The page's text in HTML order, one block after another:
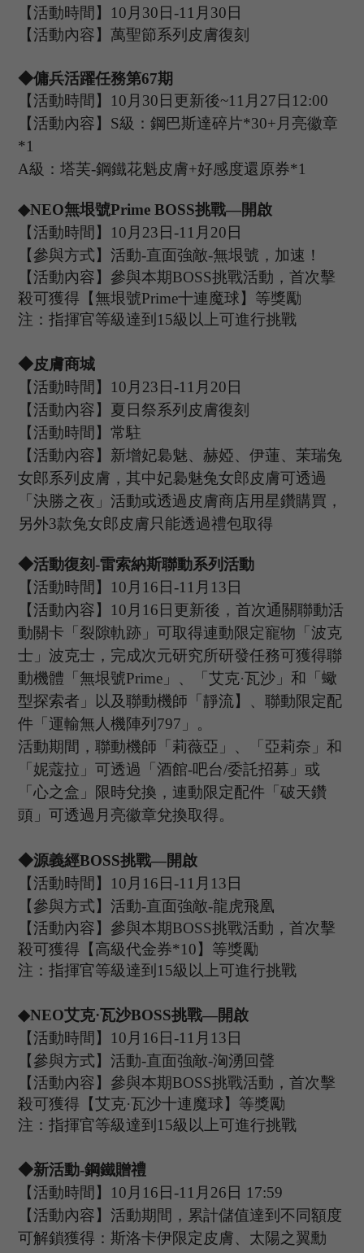
【活動時間】 10 月 30日-11 月 30日
【活動內容】萬聖節系列皮膚復刻
◆傭兵活躍任務第67期
【活動時間】 10 月 30日更新後~11 月 27日 12:00
【活動內容】 S級：鋼巴斯達碎片*30+月亮徽章
*1
A級：塔芙-鋼鐵花魁皮膚+好感度還原券*1
◆NEO無垠號PrimeBOSS挑戰—開啟
【活動時間】 10 月 23日-11 月 20日
【參與方式】 活動-直面強敵-無垠號，加速！
【活動內容】參與本期BOSS挑戰活動，首次擊
殺可獲得【無垠號Prime十連魔球】等獎勵
注：指揮官等級達到 15級以上可進行挑戰
◆皮膚商城
【活動時間】 10 月 23日-11 月 20日
【活動內容】 夏日祭系列皮膚復刻
【活動時間】常駐
【活動內容】 新增妃裊魅、赫婭、伊蓮、茉瑞兔
女郎系列皮膚，其中妃裊魅兔女郎皮膚可透過
「決勝之夜」活動或透過皮膚商店用星鑽購買，
另外3款兔女郎皮膚只能透過禮包取得
◆活動復刻-雷索納斯聯動系列活動
【活動時間】 10 月 16日-11 月 13日
【活動內容】 10月16日更新後，首次通關聯動活
動關卡 「裂隙軌跡」可取得連動限定寵物 「波克
士 」波克士，完成次元研究所研發任務可獲得聯
動機體 「 無垠號Prime 」 、 「艾克·瓦沙 」和 「蠍
型探索者 」 以及聯動機師 「靜流】、聯動限定配
件 「運輸無人機陣列 797 」 。
活動期間，聯動機師 「 莉薇亞 」 、 「亞莉奈 」和
「妮蔻拉 」可透過「酒館-吧台/委託招募」或
「心之盒」限時兌換，連動限定配件 「破天鑽
頭 」可透過月亮徽章兌換取得。
◆源義經BOSS挑戰—開啟
【活動時間】 10 月 16日-11 月 13日
【參與方式】 活動-直面強敵-龍虎飛凰
【活動內容】參與本期BOSS挑戰活動，首次擊
殺可獲得【高級代金券*10】等獎勵
注：指揮官等級達到 15級以上可進行挑戰
◆NEO艾克·瓦沙BOSS挑戰—開啟
【活動時間】 10 月 16日-11 月 13日
【參與方式】 活動-直面強敵-洶湧回聲
【活動內容】參與本期BOSS挑戰活動，首次擊
殺可獲得【艾克·瓦沙十連魔球】等獎勵
注：指揮官等級達到 15級以上可進行挑戰
◆新活動-鋼鐵贈禮
【活動時間】 10 月 16日-11 月 26日 1 7:59
【活動內容】活動期間，累計儲值達到不同額度
可解鎖獲得：斯洛卡伊限定皮膚、太陽之翼勳